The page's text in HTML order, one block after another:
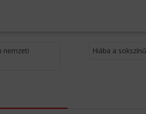
nemzeti
Hiába a